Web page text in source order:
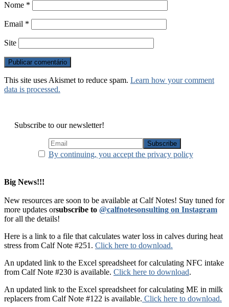
Nome *
Email *
Site
This site uses Akismet to reduce spam. Learn how your comment
data is processed.
Subscribe to our newsletter!
By continuing, you accept the privacy policy
Big News!!!
New resources are soon to be available at Calf Notes! Stay tuned for
more updates orsubscribe to @calfnotesonsulting on Instagram
for all the details!
Here is a link to a file that calculates water loss in calves during heat
stress from Calf Note #251. Click here to download.
An updated link to the Excel spreadsheet for calculating NFC intake
from Calf Note #230 is available. Click here to download.
An updated link to the Excel spreadsheet for calculating ME in milk
replacers from Calf Note #122 is available. Click here to download.